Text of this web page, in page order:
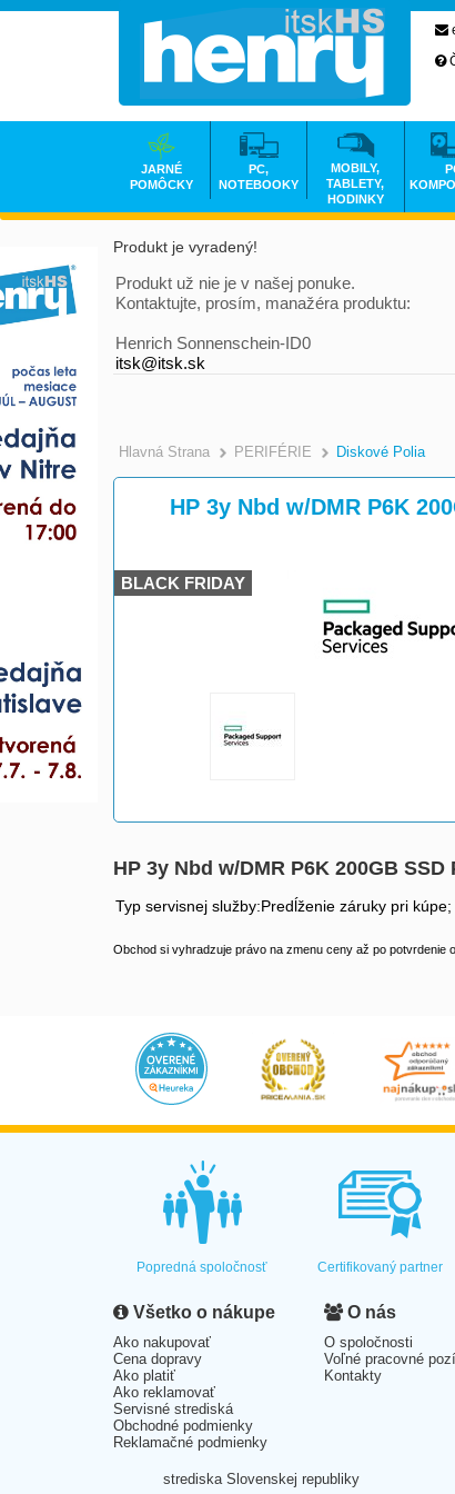
Produkt je vyradený!
Produkt už nie je v našej ponuke.
Kontaktujte, prosím, manažéra produktu:
Henrich Sonnenschein-ID0
itsk@itsk.sk
Hlavná Strana >
PERIFÉRIE Diskové Polia
HP 3y Nbd w/DMR P6K
BLACK FRIDAY
HP 3y Nbd w/DMR P6K 200GB SSD
Typ servisnej služby:Predĺženie záruky pri
Obchod si vyhradzuje právo na zmenu ceny až po potvrdenie
JARNÉ
POMÔCKY
PC,
NOTEBOOKY
MOBILY,
TABLETY,
HODINKY
Popredná spoločnosť Certifikovaný partner
Všetko o nákupe
Ako nakupovať
Cena dopravy
Ako platiť
Ako reklamovať
Servisné strediská
Obchodné podmienky
Reklamačné podmienky
O nás
O spoločnosti
Voľné pracovné
Kontakty
strediska Slovenskej republiky